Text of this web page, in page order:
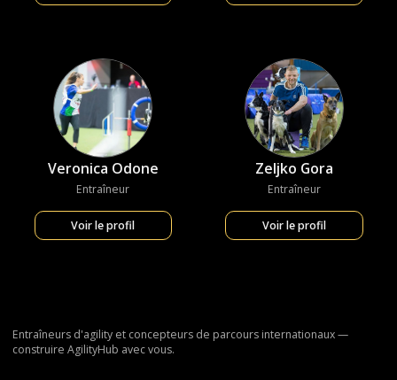
Veronica Odone
Entraîneur
Voir le profil
Zeljko Gora
Entraîneur
Voir le profil
Entraîneurs d'agility et concepteurs de parcours internationaux —
construire AgilityHub avec vous.